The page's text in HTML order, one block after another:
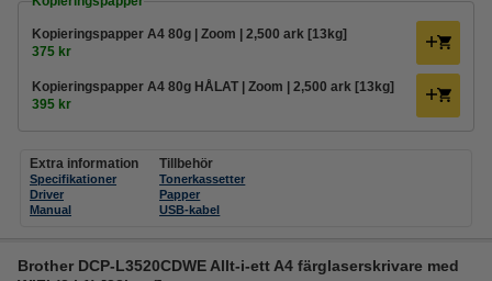
Kopieringspapper A4 80g | Zoom | 2,500 ark [13kg]
375 kr
Kopieringspapper A4 80g HÅLAT | Zoom | 2,500 ark [13kg]
395 kr
Extra information
Specifikationer
Driver
Manual
Tillbehör
Tonerkassetter
Papper
USB-kabel
Brother DCP-L3520CDWE Allt-i-ett A4 färglaserskrivare med